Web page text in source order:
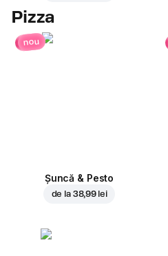
Pizza
nou
Șuncă & Pesto
de la 38,99 lei